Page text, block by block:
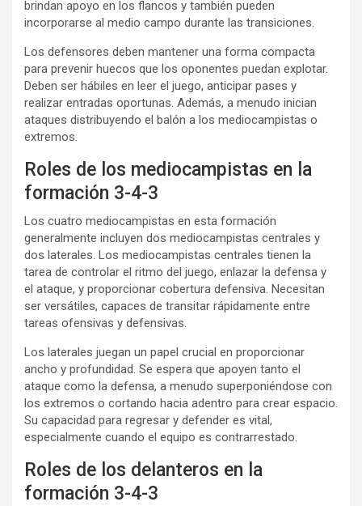
brindan apoyo en los flancos y también pueden
incorporarse al medio campo durante las transiciones.
Los defensores deben mantener una forma compacta
para prevenir huecos que los oponentes puedan explotar.
Deben ser hábiles en leer el juego, anticipar pases y
realizar entradas oportunas. Además, a menudo inician
ataques distribuyendo el balón a los mediocampistas o
extremos.
Roles de los mediocampistas en la
formación 3-4-3
Los cuatro mediocampistas en esta formación
generalmente incluyen dos mediocampistas centrales y
dos laterales. Los mediocampistas centrales tienen la
tarea de controlar el ritmo del juego, enlazar la defensa y
el ataque, y proporcionar cobertura defensiva. Necesitan
ser versátiles, capaces de transitar rápidamente entre
tareas ofensivas y defensivas.
Los laterales juegan un papel crucial en proporcionar
ancho y profundidad. Se espera que apoyen tanto el
ataque como la defensa, a menudo superponiéndose con
los extremos o cortando hacia adentro para crear espacio.
Su capacidad para regresar y defender es vital,
especialmente cuando el equipo es contrarrestado.
Roles de los delanteros en la
formación 3-4-3